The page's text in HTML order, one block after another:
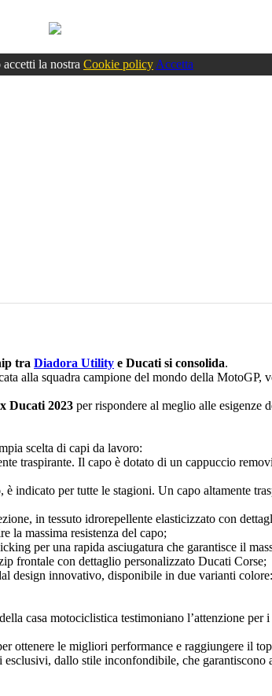
la nostra Cookie policy Accetta
tra Diadora Utility e Ducati si consolida.
alla squadra campione del mondo della MotoGP,
Ducati 2023 per rispondere al meglio alle esigenze
scelta di capi da lavoro:
traspirante. Il capo è dotato di un cappuccio
è indicato per tutte le stagioni. Un capo altamente
in tessuto idrorepellente elasticizzato con
la massima resistenza del capo;
per una rapida asciugatura che garantisce il
frontale con dettaglio personalizzato Ducati Corse;
design innovativo, disponibile in due varianti
casa motociclistica testimoniano l’attenzione
ottenere le migliori performance e raggiungere il
dallo stile inconfondibile, che garantiscono